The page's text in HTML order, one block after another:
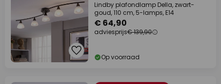
Lindby plafondlamp Della, zwart-
goud, 110 cm, 5-lamps, E14
€ 64,90
adviesprijs€ 139,90
Op voorraad